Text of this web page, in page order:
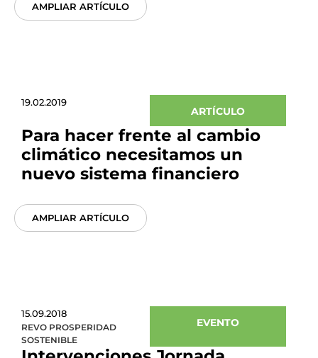
AMPLIAR ARTÍCULO
19.02.2019
ARTÍCULO
Para hacer frente al cambio
climático necesitamos un
nuevo sistema financiero
AMPLIAR ARTÍCULO
15.09.2018
REVO PROSPERIDAD
SOSTENIBLE
EVENTO